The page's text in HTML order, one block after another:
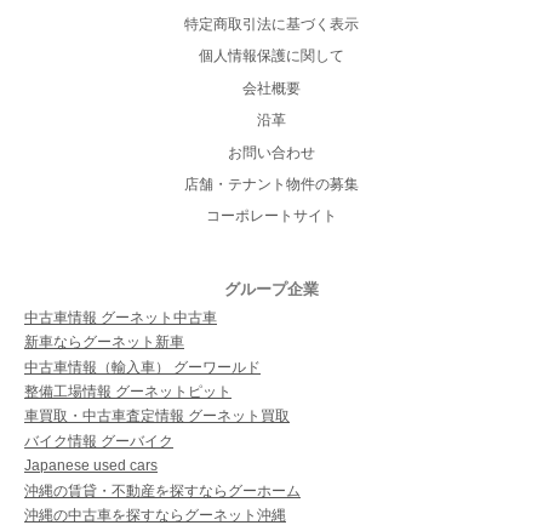
特定商取引法に基づく表示
個人情報保護に関して
会社概要
沿革
お問い合わせ
店舗・テナント物件の募集
コーポレートサイト
グループ企業
中古車情報 グーネット中古車
新車ならグーネット新車
中古車情報（輸入車） グーワールド
整備工場情報 グーネットピット
車買取・中古車査定情報 グーネット買取
バイク情報 グーバイク
Japanese used cars
沖縄の賃貸・不動産を探すならグーホーム
沖縄の中古車を探すならグーネット沖縄